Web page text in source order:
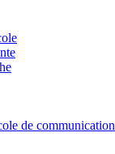
de communication